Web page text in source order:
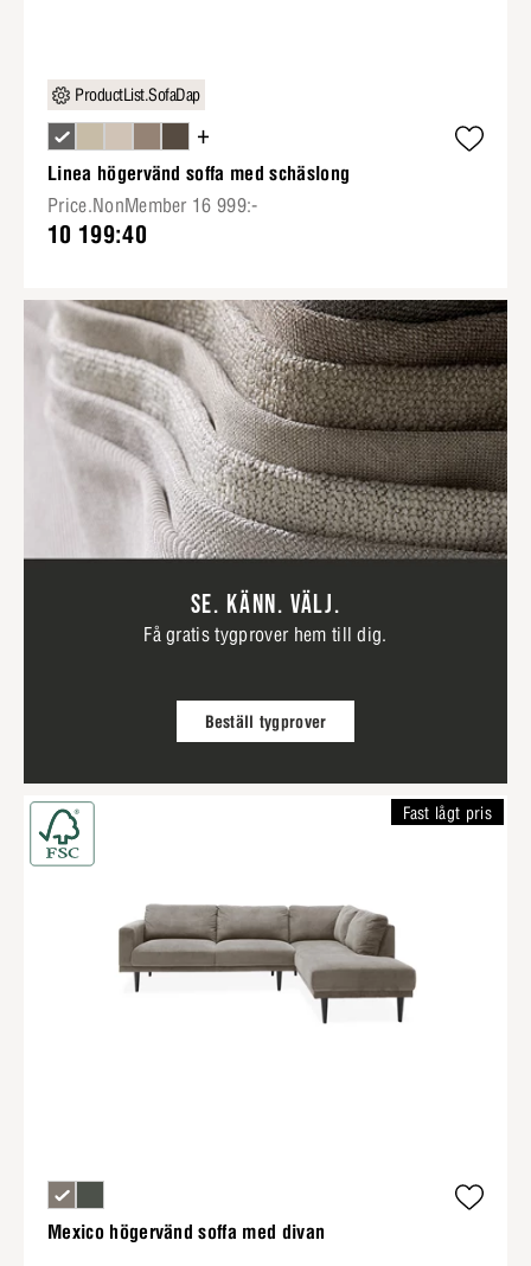
ProductList.SofaDap
+
Linea högervänd soffa med schäslong
Price.NonMember 16 999:-
10 199:40
SE. KÄNN. VÄLJ.
Få gratis tygprover hem till dig.
Beställ tygprover
Mexico högervänd soffa med divan
Fast lågt pris